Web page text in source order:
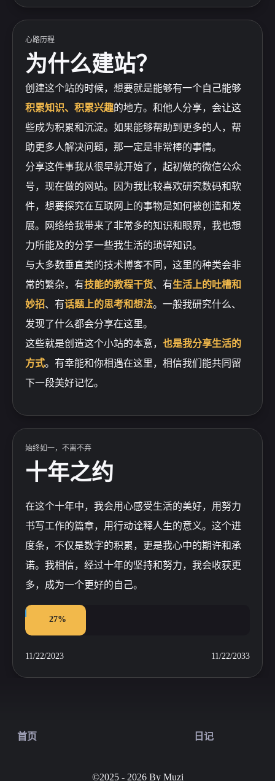
心路历程
为什么建站？
创建这个站的时候，想要就是能够有一个自己能够
积累知识、积累兴趣的地方。和他人分享，会让这
些成为积累和沉淀。如果能够帮助到更多的人，帮
助更多人解决问题，那一定是非常棒的事情。
分享这件事我从很早就开始了，起初做的微信公众
号，现在做的网站。因为我比较喜欢研究数码和软
件，想要探究在互联网上的事物是如何被创造和发
展。网络给我带来了非常多的知识和眼界，我也想
力所能及的分享一些我生活的琐碎知识。
与大多数垂直类的技术博客不同，这里的种类会非
常的繁杂，有技能的教程干货、有生活上的吐槽和
妙招、有话题上的思考和想法。一般我研究什么、
发现了什么都会分享在这里。
这些就是创造这个小站的本意， 也是我分享生活的
方式。有幸能和你相遇在这里，相信我们能共同留
下一段美好记忆。
始终如一，不离不弃
十年之约
在这个十年中，我会用心感受生活的美好，用努力
书写工作的篇章，用行动诠释人生的意义。这个进
度条，不仅是数字的积累，更是我心中的期许和承
诺。我相信，经过十年的坚持和努力，我会收获更
多，成为一个更好的自己。
27%
11/22/2023 11/22/2033
首页 日记
©2025 - 2026 By Muzi